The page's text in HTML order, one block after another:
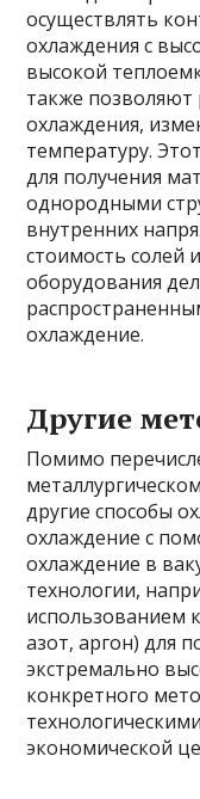
осуществлять
охлаждения с
высокой
также позволяют
охлаждения,
температуру.
для получения
однородными
внутренних
стоимость солей
оборудования
охлаждение.
Другие
Помимо
другие способы
охлаждение с
охлаждение в
технологии,
использованием
азот, аргон) для
экстремально
конкретного
экономической